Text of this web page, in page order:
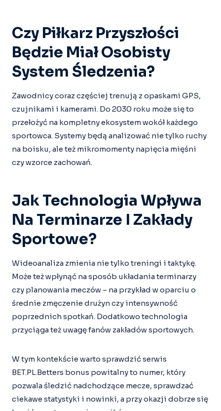
Czy Piłkarz Przyszłości
Będzie Miał Osobisty
System Śledzenia?
Zawodnicy coraz częściej trenują z opaskami GPS,
czujnikami i kamerami. Do 2030 roku może się to
przełożyć na kompletny ekosystem wokół każdego
sportowca. Systemy będą analizować nie tylko ruchy
na boisku, ale też mikromomenty napięcia mięśni
czy wzorce zachowań.
Jak Technologia Wpływa
Na Terminarze I Zakłady
Sportowe?
Wideoanaliza zmienia nie tylko treningi i taktykę.
Może też wpłynąć na sposób układania terminarzy
czy planowania meczów – na przykład w oparciu o
średnie zmęczenie drużyn czy intensywność
poprzednich spotkań. Dodatkowo technologia
przyciąga też uwagę fanów zakładów sportowych.
W tym kontekście warto sprawdzić serwis
BET.PL.Betters bonus powitalny to numer, który
pozwala śledzić nadchodzące mecze, sprawdzać
ciekawe statystyki i nowinki, a przy okazji dobrze się